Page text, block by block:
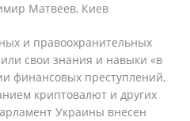
Матвеев, Киев
и правоохранительных
свои знания и навыки «в
финансовых преступлений,
криптовалют и других
Украины внесен